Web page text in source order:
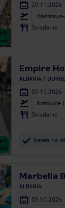
/5
20.11.2026
Śniadanie
/5
Empire
ALBANIA
05.10.2026
Katowice
Śniadanie
basen na
Marbella
ALBANIA
05.10.2026